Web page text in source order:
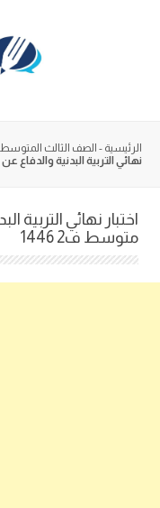
الرئيسية - الصف الثالث المتوسط
نهائي التربية البدنية والدفاع
اختبار نهائي التربية
متوسط ف2 1446